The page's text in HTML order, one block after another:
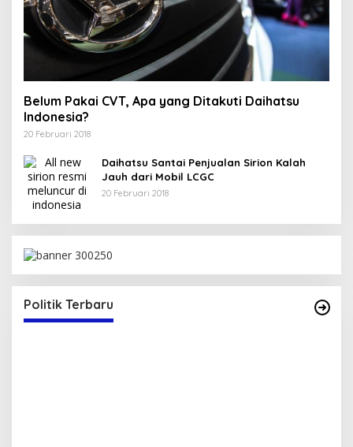
Belum Pakai CVT, Apa yang Ditakuti Daihatsu
Indonesia?
20 Februari 2018
Daihatsu Santai Penjualan Sirion Kalah
Jauh dari Mobil LCGC
20 Februari 2018
Politik Terbaru